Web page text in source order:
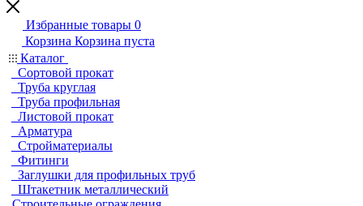
Избранные товары 0
Корзина Корзина пуста
Каталог
Сортовой прокат
Труба круглая
Труба профильная
Листовой прокат
Арматура
Стройматериалы
Фитинги
Заглушки для профильных труб
Штакетник металлический